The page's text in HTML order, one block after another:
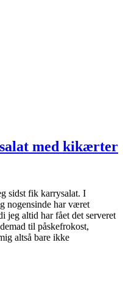
med kikærter
sidst fik karrysalat. I
nogensinde har været
jeg altid har fået det serveret
til påskefrokost,
altså bare ikke